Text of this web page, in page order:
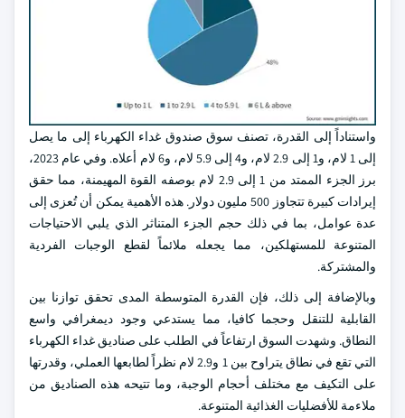
واستناداً إلى القدرة، تصنف سوق صندوق غداء الكهرباء إلى ما يصل
إلى 1 لام، و1 إلى 2.9 لام، و4 إلى 5.9 لام، و6 لام أعلاه. وفي عام 2023،
برز الجزء الممتد من 1 إلى 2.9 لام بوصفه القوة المهيمنة، مما حقق
إيرادات كبيرة تتجاوز 500 مليون دولار. هذه الأهمية يمكن أن تُعزى إلى
عدة عوامل، بما في ذلك حجم الجزء المتناثر الذي يلبي الاحتياجات
المتنوعة للمستهلكين، مما يجعله ملائماً لقطع الوجبات الفردية
والمشتركة.
وبالإضافة إلى ذلك، فإن القدرة المتوسطة المدى تحقق توازنا بين
القابلية للتنقل وحجما كافيا، مما يستدعي وجود ديمغرافي واسع
النطاق. وشهدت السوق ارتفاعاً في الطلب على صناديق غداء الكهرباء
التي تقع في نطاق يتراوح بين 1 و2.9 لام نظراً لطابعها العملي، وقدرتها
على التكيف مع مختلف أحجام الوجبة، وما تتيحه هذه الصناديق من
ملاءمة للأفضليات الغذائية المتنوعة.